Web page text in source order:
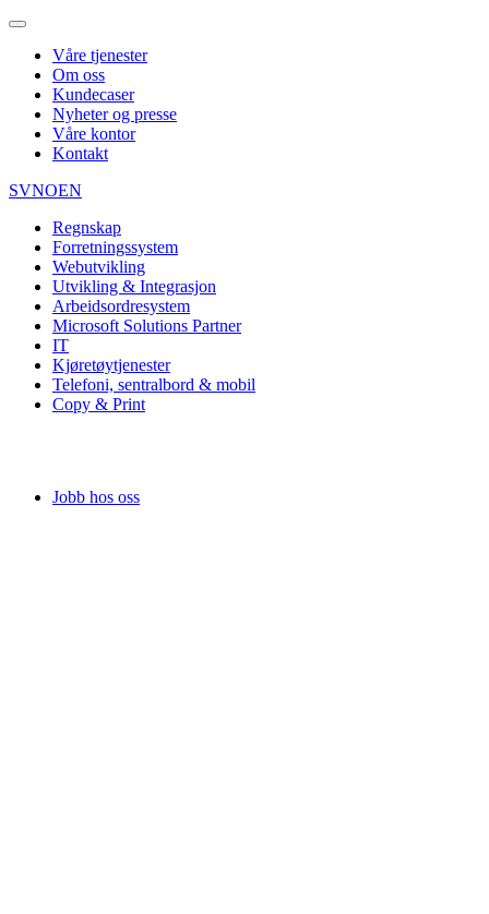
Våre tjenester
Om oss
Kundecaser
Nyheter og presse
Våre kontor
Kontakt
SVNOEN
Regnskap
Forretningssystem
Webutvikling
Utvikling & Integrasjon
Arbeidsordresystem
Microsoft Solutions Partner
IT
Kjøretøytjenester
Telefoni, sentralbord & mobil
Copy & Print
Jobb hos oss